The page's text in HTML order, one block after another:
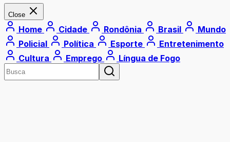
Close
Home Cidade Rondônia Brasil
Mundo
Policial
Política Esporte
Entretenimento
Cultura
Emprego Língua de Fogo